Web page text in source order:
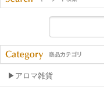
▶アロマ雑貨